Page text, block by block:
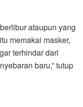
ataupun yang
memakai masker,
terhindar dari
baru,” tutup